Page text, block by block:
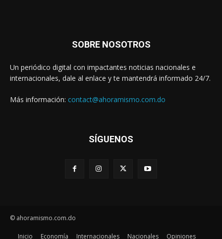
SOBRE NOSOTROS
Un periódico digital con impactantes noticias nacionales e
internacionales, dale al enlace y te mantendrá informado 24/7.
Más información: contact@ahoramismo.com.do
SÍGUENOS
© ahoramismo.com.do
Inicio Economía Internacionales Nacionales Opiniones